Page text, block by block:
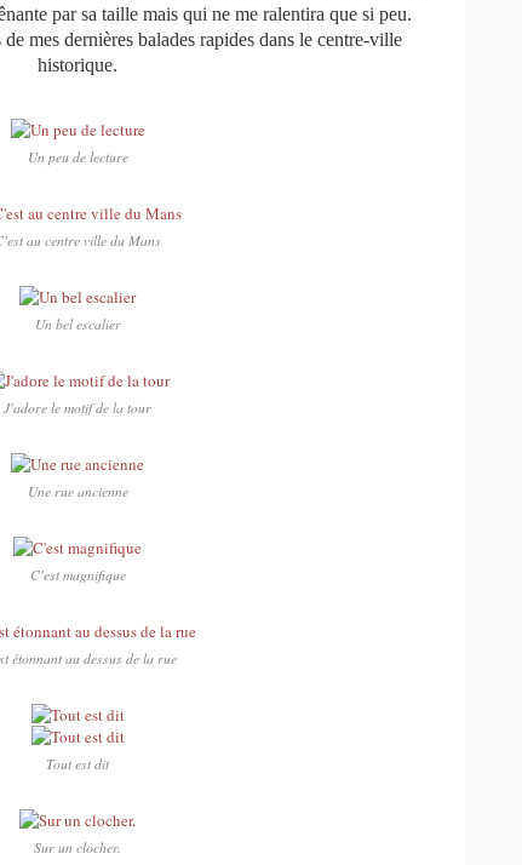
par sa taille mais qui ne me ralentira que si peu.
mes dernières balades rapides dans le centre-ville
historique.
Un peu de lecture
au centre ville du Mans
Un bel escalier
J'adore le motif de la tour
Une rue ancienne
C'est magnifique
étonnant au dessus de la rue
Tout est dit
Sur un clocher.